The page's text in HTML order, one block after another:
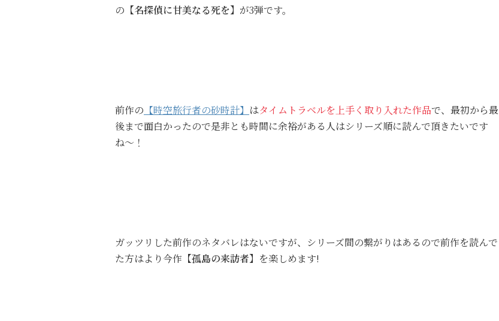
の 【名探偵に甘美なる死を】 が3弾です。
前作の 【時空旅行者の砂時計】 はタイムトラベルを上手く取り入れた作品で、最初から最
後まで面白かったので是非とも時間に余裕がある人はシリーズ順に読んで頂きたいです
ね〜！
ガッツリした前作のネタバレはないですが、シリーズ間の繋がりはあるので前作を読んで
た方はより今作 【孤島の来訪者】 を楽しめます!